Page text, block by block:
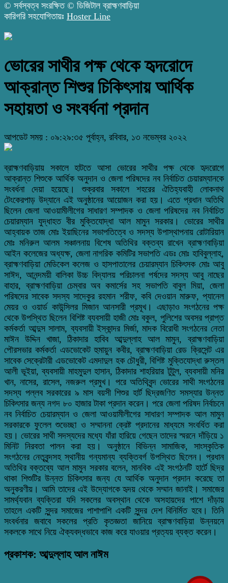
© সর্বস্বত্ব সংরক্ষিত © ডিজিটাল ব্রাহ্মণবাড়িয়া
কারিগরি সহযোগিতায়ঃ Hoster Line
ভোরের সাথীর পক্ষ থেকে হৃদরোদে
আক্রান্ত শিশুর চিকিৎসায় আর্থিক
সহায়তা ও সংবর্ধনা প্রদান
আপডেট সময় : ০৯:২৯:৩৫ পূর্বাহ্ন, রবিবার, ১৩ নভেম্বর ২০২২
ব্রাহ্মণবাড়িয়ায় সকালে হাটতে আসা ভোরের সাথীর পক্ষ থেকে হৃদরোগে
আক্রান্ত শিশুকে আর্থিক অনুদান ও জেলা পরিষদের নব নির্বাচিত চেয়ারম্যানকে
সংবর্ধনা দেয়া হয়েছে। শুক্রবার সকালে শহরের ঐতিহ্যবাহী লোকনাথ
টেংকেরপাড় উদ্যানে এই অনুষ্ঠানের আয়োজন করা হয়। এতে প্রধান অতিথি
ছিলেন জেলা আওয়ামীলীগের সাধারণ সম্পাদক ও জেলা পরিষদের নব নির্বাচিত
চেয়ারম্যান যুদ্ধাহত বীর মুক্তিযোদ্ধা আল মামুন সরকার। ভোরের সাথীর
আহ্বায়ক তাজ মোঃ ইয়াছিনের সভাপতিত্বে ও সদস্য উপাস্থাপনায় রোটারিয়ান
মোঃ মনিরুল আলম সঞ্চালনায় বিশেষ অতিথির বক্তব্য রাখেন ব্রাহ্মণবাড়িয়া
আইন কলেজের অধ্যক্ষ, জেলা নাগরিক কমিটির সভাপতি এডঃ মোঃ হাবিবুল্লাহ,
ব্রাহ্মণবাড়িয়া মেডিকেল কলেজ ও হাসপাতালের চেয়ারম্যান চিকিৎসক মোঃ আবু
সাঈদ, আনন্দময়ী বালিকা উচ্চ বিদ্যালয় পরিচালনা পর্ষদের সদস্য আবু নাছের
বাহার, ব্রাহ্মণবাড়িয়া চেম্বার অব কমার্সের সহ সভাপতি বাবুল মিয়া, জেলা
পরিষদের সাবেক সদস্য সাদেকুর রহমান শরীফ, কবি দেওয়ান মারুফ, প্যানেল
মেয়র ও ওয়ার্ড কাউন্সিলর মিজান আনসারী প্রমূখ। এছাড়াও সংগঠনের পক্ষ
থেকে উপস্থিত ছিলেন বিশিষ্ট ব্যবসায়ী হাজী মোঃ বকুল, পুলিশের অবসর প্রাপ্ত
কর্মকর্তা আব্দুস সালাম, ব্যবসায়ী ইস্কান্দর মির্জা, মাদক বিরোধী সংগঠনের নেতা
মাঈন উদ্দিন খাজা, ঠিকাদার হাবিব আব্দুল্লাহ আল মামুন, ব্রাহ্মণবাড়িয়া
পৌরসভার কর্মকর্তা এডভোকেট হুমায়ুন কবীর, ব্রাহ্মণবাড়িয়া রেড ক্রিসেন্ট এর
সাবেক সেক্রেটারী এডভোকেট এমদাদুল হক চৌধুরী, বিশিষ্ট মুক্তিযোদ্ধা রুস্তল
আলী ভূইয়া, ব্যবসায়ী মাহমুদুল হাসান, ঠিকাদার শাহরিয়ার টুটুল, ব্যবসায়ী মনির
খান, নাসের, রাসেল, নজরুল প্রমুখ। পরে অতিথিবৃন্দ ভোরের সাথী সংগঠনের
সদস্য পল্লব সরকারের ৯ মাস বয়সী শিশুর হার্ট ছিদ্রজণিত সমস্যার উন্নত
চিকিৎসার জন্য নগদ ৮০ হাজার টাকা প্রদান করেন। পরে জেলা পরিষদ নির্বাচনে
নব নির্বাচিত চেয়ারম্যান ও জেলা আওয়ামীলীগের সাধারণ সম্পাদক আল মামুন
সরকারকে ফুলেল শুভেচ্ছা ও সম্মাননা ক্রেষ্ট প্রদানের মাধ্যমে সংবর্ধিত করা
হয়। ভোরের সাথী সদস্যদের মধ্যে যাঁরা হারিয়ে গেছেন তাদের স্মরনে দাঁড়িয়ে ১
মিনিট নিরবতা পালন করা হয়। অনুষ্ঠানে বিভিন্ন সামাজিক, সাংস্কৃতিক
সংগঠনের নেতৃবৃন্দসহ স্থানীয় গন্যমান্য ব্যক্তিবর্গ উপস্থিত ছিলেন। প্রধান
অতিথির বক্তব্যে আল মামুন সরকার বলেন, মানবিক এই সংগঠনটি হার্টে ছিদ্র
থাকা শিশুটির উন্নত চিকিৎসার জন্য যে আর্থিক অনুদান প্রদান করেছে তা
অনুকরণীয়। আমি তাদের এই উদ্যোগকে হৃদয় থেকে সম্মান জানাই। সমাজের
সামর্থ্যবান ব্যক্তিরা যদি সকলের অবস্থান থেকে অসহায়দের পাশে দাঁড়ায়
তাহলে একটি সুন্দর সমাজের পাশাপাশি একটি সুন্দর দেশ বিনির্মিত হবে। তিনি
সংবর্ধনার জবাবে সকলের প্রতি কৃতজ্ঞতা জানিয়ে ব্রাহ্মণবাড়িয়া উন্নয়নে
সকলকে সাথে নিয়ে ঐক্যবদ্ধভাবে কাজ করে যাওয়ার প্রত্যয় ব্যক্ত করেন।
প্রকাশক: আব্দুল্লাহ আল নাঈম